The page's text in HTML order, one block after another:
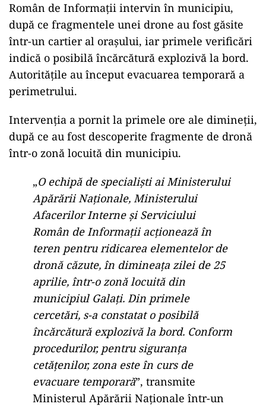
Român de Informații intervin în municipiu,
după ce fragmentele unei drone au fost găsite
într-un cartier al orașului, iar primele verificări
indică o posibilă încărcătură explozivă la bord.
Autoritățile au început evacuarea temporară a
perimetrului.
Intervenția a pornit la primele ore ale dimineții,
după ce au fost descoperite fragmente de dronă
într-o zonă locuită din municipiu.
„O echipă de specialiști ai Ministerului
Apărării Naționale, Ministerului
Afacerilor Interne și Serviciului
Român de Informații acționează în
teren pentru ridicarea elementelor de
dronă căzute, în dimineața zilei de 25
aprilie, într-o zonă locuită din
municipiul Galați. Din primele
cercetări, s-a constatat o posibilă
încărcătură explozivă la bord. Conform
procedurilor, pentru siguranța
cetățenilor, zona este în curs de
evacuare temporară”, transmite
Ministerul Apărării Naționale într-un